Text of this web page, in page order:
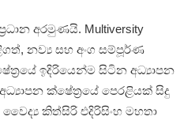
අරමුණයි. Multiversity
නව්‍ය සහ අංග සම්පූර්ණ
ඉදිරියෙන්ම සිටින අධ්‍යාපන
ක්ෂේත්‍රයේ පෙරළියක් සිදු
කිත්සිරි එදිරිසිංහ මහතා